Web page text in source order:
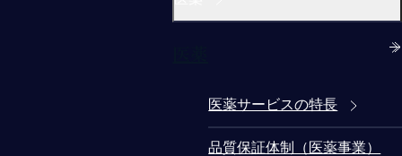
医薬サービスの特長
品質保証体制（医薬事業）